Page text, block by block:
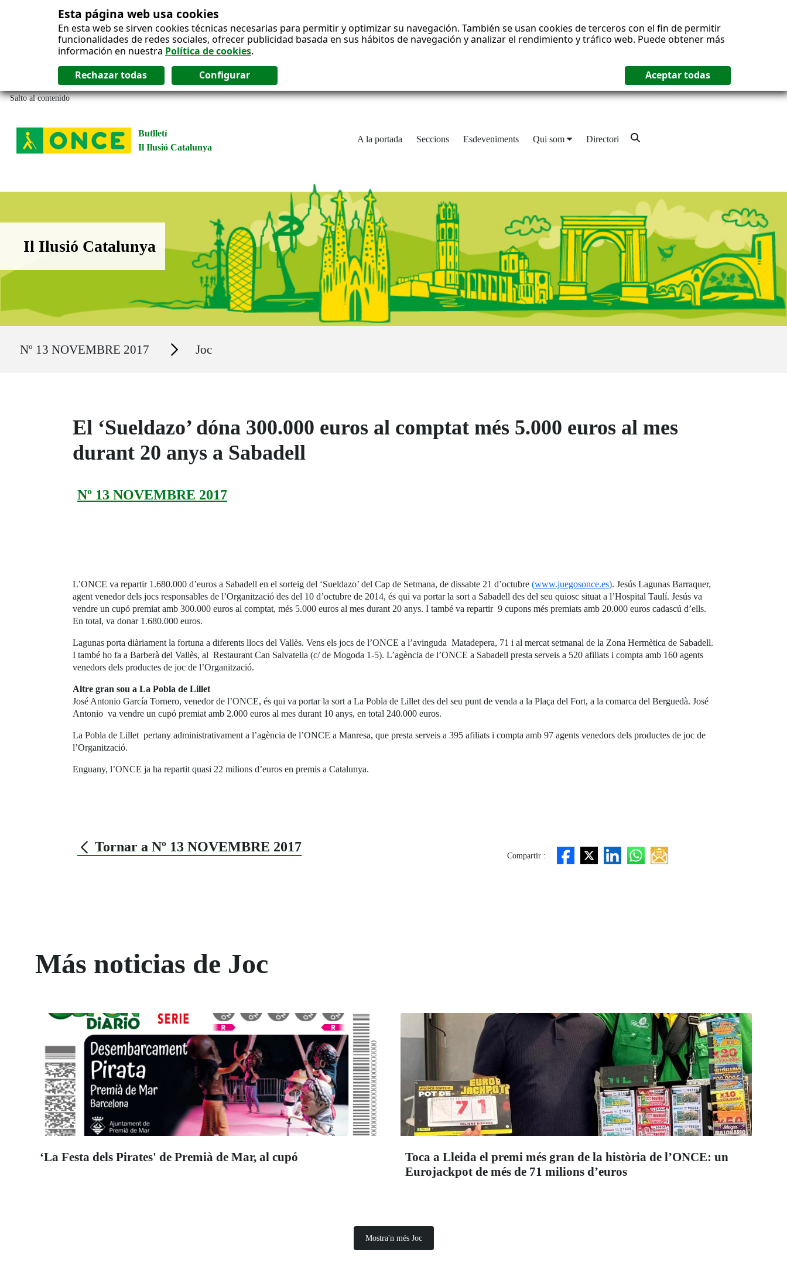
Esta página web usa cookies
En esta web se sirven cookies técnicas necesarias para permitir y optimizar su navegación. También se usan cookies de terceros con el fin de permitir
funcionalidades de redes sociales, ofrecer publicidad basada en sus hábitos de navegación y analizar el rendimiento y tráfico web. Puede obtener más
información en nuestra Política de cookies.
Salto al contenido
Butlletí
Il Ilusió Catalunya
A la portada Seccions Esdeveniments Qui som Directori
Boletín Il·lusió Catalunya
Il Ilusió Catalunya
Nº 13 NOVEMBRE 2017 Secciones Joc
El ‘Sueldazo’ dóna 300.000 euros al comptat més 5.000 euros al mes
durant 20 anys a Sabadell
Nº 13 NOVEMBRE 2017
L’ONCE va repartir 1.680.000 d’euros a Sabadell en el sorteig del ‘Sueldazo’ del Cap de Setmana, de dissabte 21 d’octubre (www.juegosonce.es). Jesús Lagunas Barraquer,
agent venedor dels jocs responsables de l’Organització des del 10 d’octubre de 2014, és qui va portar la sort a Sabadell des del seu quiosc situat a l’Hospital Taulí. Jesús va
vendre un cupó premiat amb 300.000 euros al comptat, més 5.000 euros al mes durant 20 anys. I també va repartir 9 cupons més premiats amb 20.000 euros cadascú d’ells.
En total, va donar 1.680.000 euros.
Lagunas porta diàriament la fortuna a diferents llocs del Vallès. Vens els jocs de l’ONCE a l’avinguda Matadepera, 71 i al mercat setmanal de la Zona Hermètica de Sabadell.
I també ho fa a Barberà del Vallès, al Restaurant Can Salvatella (c/ de Mogoda 1-5). L’agència de l’ONCE a Sabadell presta serveis a 520 afiliats i compta amb 160 agents
venedors dels productes de joc de l’Organització.
Altre gran sou a La Pobla de Lillet
José Antonio García Tornero, venedor de l’ONCE, és qui va portar la sort a La Pobla de Lillet des del seu punt de venda a la Plaça del Fort, a la comarca del Berguedà. José
Antonio va vendre un cupó premiat amb 2.000 euros al mes durant 10 anys, en total 240.000 euros.
La Pobla de Lillet pertany administrativament a l’agència de l’ONCE a Manresa, que presta serveis a 395 afiliats i compta amb 97 agents venedors dels productes de joc de
l’Organització.
Enguany, l’ONCE ja ha repartit quasi 22 milions d’euros en premis a Catalunya.
Tornar a Nº 13 NOVEMBRE 2017
Compartir :
Más noticias de Joc
‘La Festa dels Pirates' de Premià de Mar, al cupó
Toca a Lleida el premi més gran de la història de l’ONCE: un
Eurojackpot de més de 71 milions d’euros
Mostra'n més Joc